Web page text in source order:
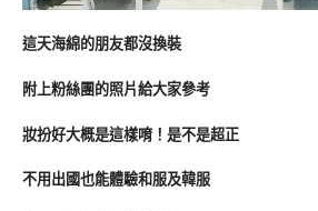
這天海綿的朋友都沒換裝
附上粉絲團的照片給大家參考
妝扮好大概是這樣唷！是不是超正
不用出國也能體驗和服及韓服